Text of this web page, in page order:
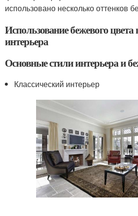
использовано несколько оттенков
Использование бежевого
интерьера
Основные стили интерьера и
Классический интерьер